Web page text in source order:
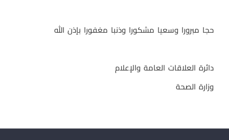
حجا مبرورا وسعيا مشكورا وذنبا مغفورا بإذن الله
دائرة العلاقات العامة والإعلام
وزارة الصحة